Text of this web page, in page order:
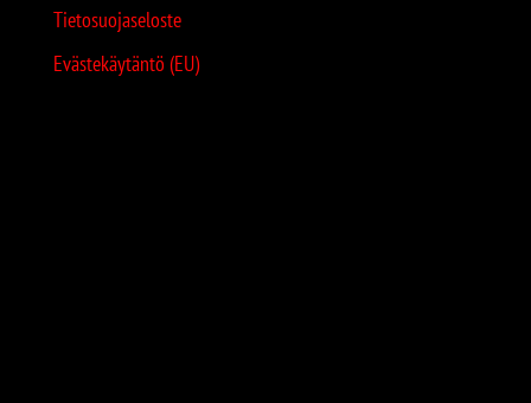
Tietosuojaseloste
Evästekäytäntö (EU)